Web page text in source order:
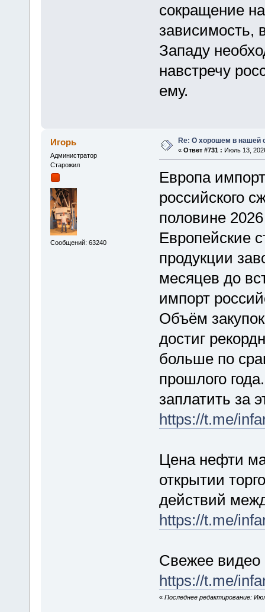
сокращение
зависимость,
Западу
навстречу
ему.
Игорь
Администратор
Старожил
Сообщений: 63240
Re: О хорошем в нашей
« Ответ #731 : Июль 13,
Европа
российского
половине
Европейские
продукции
месяцев до
импорт
Объём
достиг
больше по
прошлого
заплатить за
https://t.me/
Цена нефти
открытии
действий
https://t.me/
Свежее видео
https://t.me/
« Последнее редактирование: